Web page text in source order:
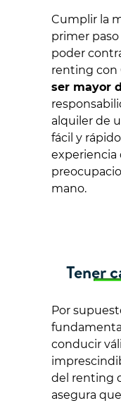
Cumplir la
primer
poder
renting con
ser mayor
alquiler de
fácil y
experiencia
mano.
Tener
Por
conducir
del renting
asegura